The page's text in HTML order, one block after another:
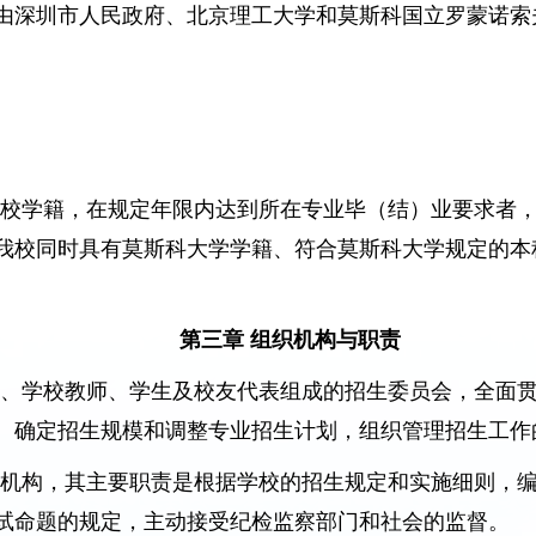
圳市人民政府、北京理工大学和莫斯科国立罗蒙诺
学籍，在规定年限内达到所在专业毕（结）业要求者
同时具有莫斯科大学学籍、符合莫斯科大学规定的
第三章 组织机构与职责
学校教师、学生及校友代表组成的招生委员会，全面
定招生规模和调整专业招生计划，组织管理招生工
构，其主要职责是根据学校的招生规定和实施细则，
题的规定，主动接受纪检监察部门和社会的监督。